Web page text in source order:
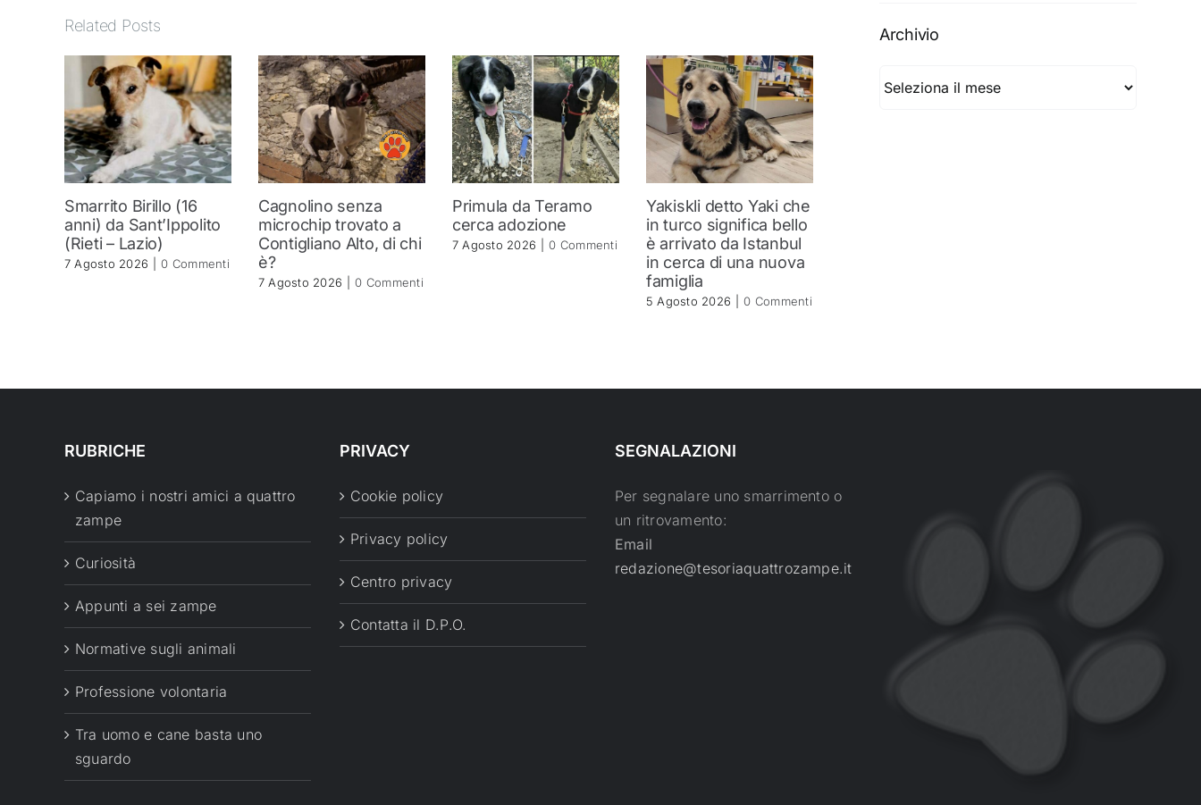
Related Posts
Smarrito Birillo (16
anni) da Sant’Ippolito
(Rieti – Lazio)
7 Agosto 2026 0 Commenti
Cagnolino senza
microchip trovato a
Contigliano Alto, di chi
è?
7 Agosto 2026 0 Commenti
Primula da Teramo
cerca adozione
7 Agosto 2026 0 Commenti
Yakiskli detto Yaki che
in turco significa bello
è arrivato da Istanbul
in cerca di una nuova
famiglia
5 Agosto 2026 0 Commenti
Archivio
RUBRICHE
Capiamo i nostri amici a quattro
zampe
Curiosità
Appunti a sei zampe
Normative sugli animali
Professione volontaria
Tra uomo e cane basta uno
sguardo
PRIVACY
Cookie policy
Privacy policy
Centro privacy
Contatta il D.P.O.
SEGNALAZIONI
Per segnalare uno smarrimento o
un ritrovamento:
Email
redazione@tesoriaquattrozampe.it